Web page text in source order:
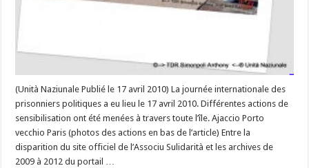
(Unità Naziunale Publié le 17 avril 2010) La journée internationale des
prisonniers politiques a eu lieu le 17 avril 2010. Différentes actions de
sensibilisation ont été menées à travers toute l’île. Ajaccio Porto
vecchio Paris (photos des actions en bas de l’article) Entre la
disparition du site officiel de l’Associu Sulidarità et les archives de
2009 à 2012 du portail …